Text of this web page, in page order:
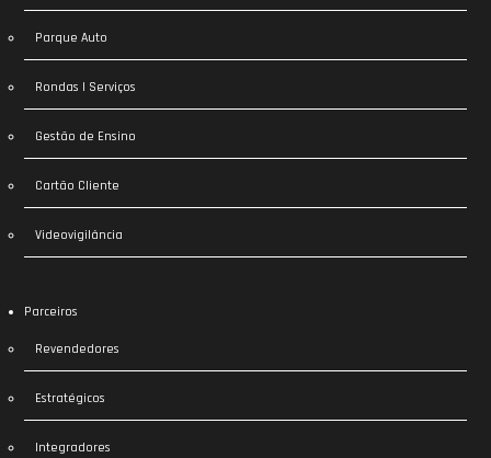
Parque Auto
Rondas | Serviços
Gestão de Ensino
Cartão Cliente
Videovigilância
Parceiros
Revendedores
Estratégicos
Integradores